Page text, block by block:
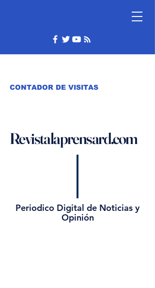
CONTADOR DE VISITAS
Revistalaprensard.com
Periodico Digital de Noticias y
Opinión